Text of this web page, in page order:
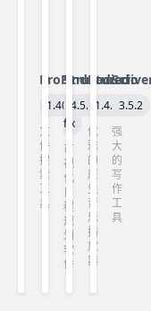
ProFind
1.40
文
件
搜
索
工
具
Structured
4.5.3
fix
可
视
化
日
程
规
划
软
件
Radiccio
1.4.2
优
雅
的
原
生
音
乐
播
放
器
3.5.2
强
大
的
写
作
工
具